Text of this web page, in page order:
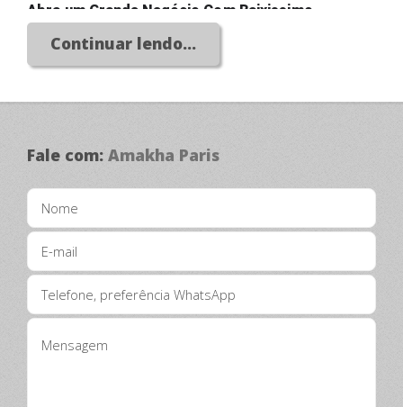
Abra um Grande Negócio Com Baixissimo
Investimento!
Continuar lendo...
Fale com: Amakha Paris